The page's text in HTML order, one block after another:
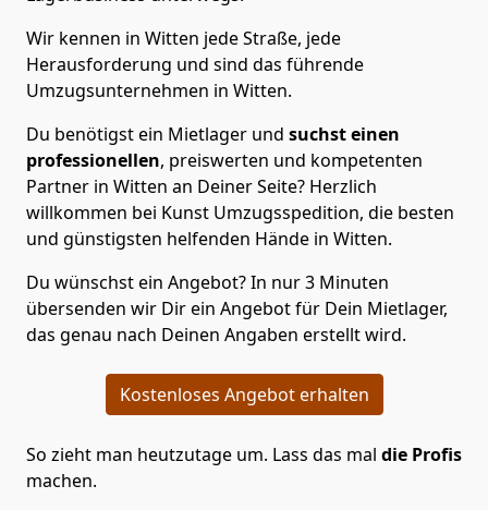
Wir kennen in Witten jede Straße, jede
Herausforderung und sind das führende
Umzugsunternehmen in Witten.
Du benötigst ein Mietlager und suchst einen
professionellen, preiswerten und kompetenten
Partner in Witten an Deiner Seite? Herzlich
willkommen bei Kunst Umzugsspedition, die besten
und günstigsten helfenden Hände in Witten.
Du wünschst ein Angebot? In nur 3 Minuten
übersenden wir Dir ein Angebot für Dein Mietlager,
das genau nach Deinen Angaben erstellt wird.
Kostenloses Angebot erhalten
So zieht man heutzutage um. Lass das mal die Profis
machen.